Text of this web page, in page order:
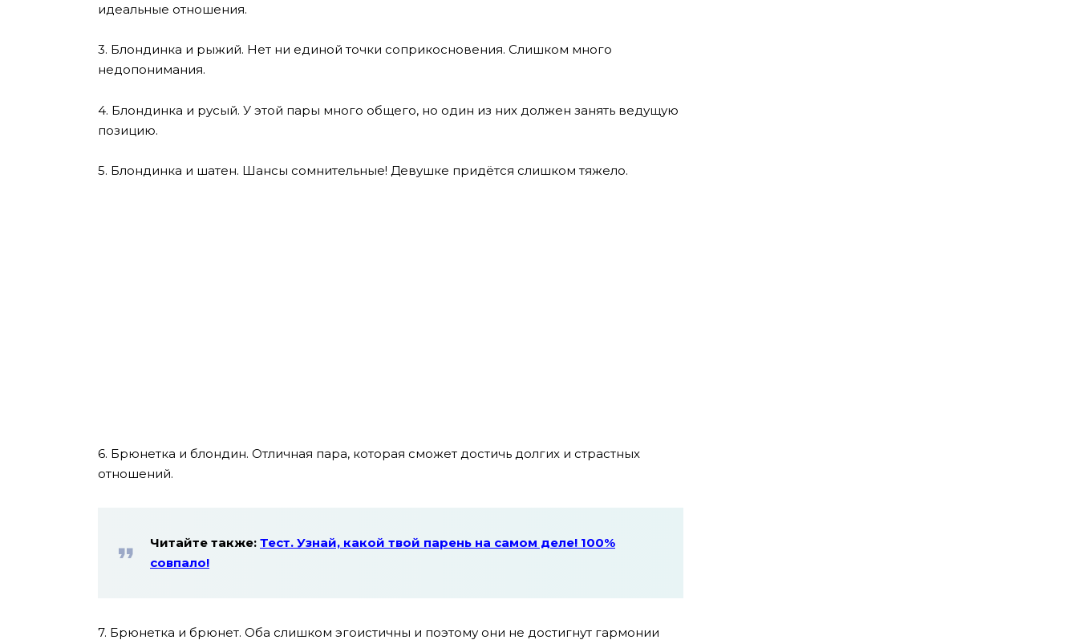
идеальные отношения.
3. Блондинка и рыжий. Нет ни единой точки соприкосновения. Слишком много
недопонимания.
4. Блондинка и русый. У этой пары много общего, но один из них должен занять ведущую
позицию.
5. Блондинка и шатен. Шансы сомнительные! Девушке придётся слишком тяжело.
6. Брюнетка и блондин. Отличная пара, которая сможет достичь долгих и страстных
отношений.
Читайте также: Тест. Узнай, какой твой парень на самом деле! 100%
совпало!
7. Брюнетка и брюнет. Оба слишком эгоистичны и поэтому они не достигнут гармонии